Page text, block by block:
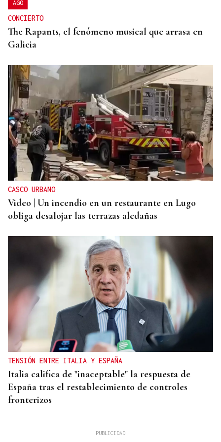
AGO
CONCIERTO
The Rapants, el fenómeno musical que arrasa en
Galicia
CASCO URBANO
Video | Un incendio en un restaurante en Lugo
obliga desalojar las terrazas aledañas
TENSIÓN ENTRE ITALIA Y ESPAÑA
Italia califica de "inaceptable" la respuesta de
España tras el restablecimiento de controles
fronterizos